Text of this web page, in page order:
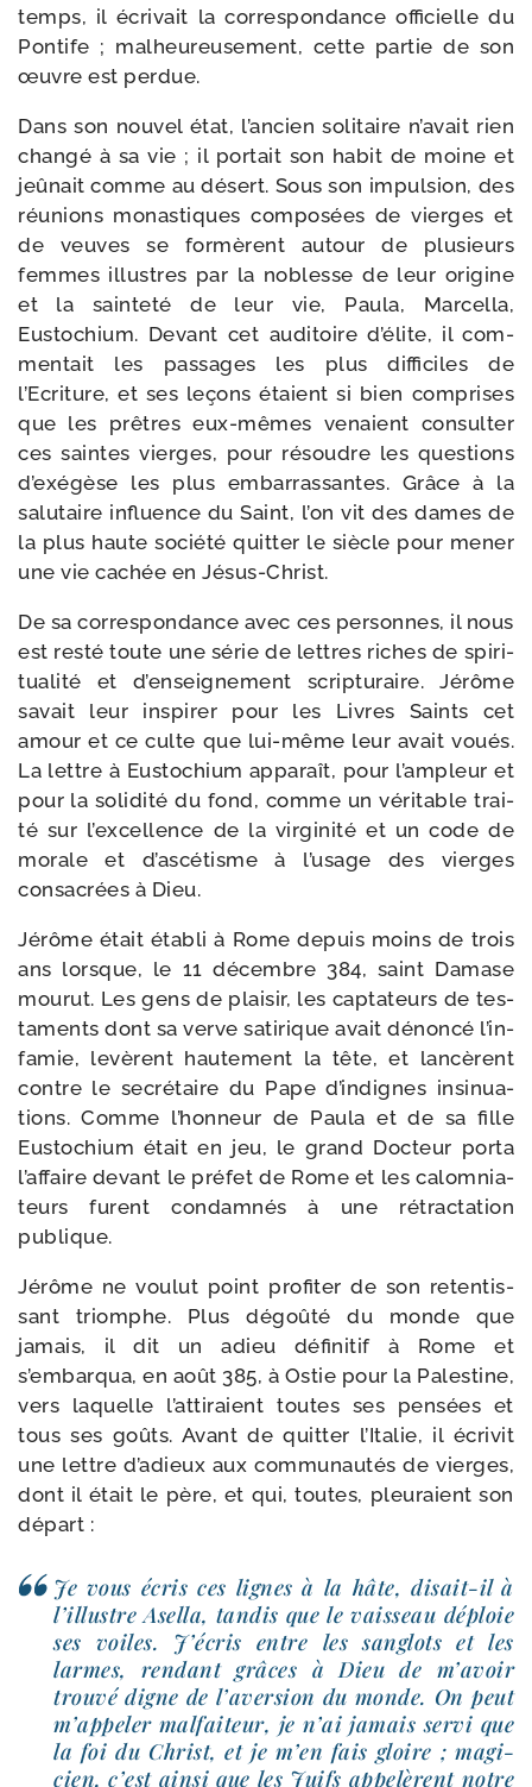
temps, il écri­vait la cor­res­pon­dance offi­cielle du
Pontife ; mal­heu­reu­se­ment, cette par­tie de son
œuvre est perdue.
Dans son nou­vel état, l’ancien soli­taire n’avait rien
chan­gé à sa vie ; il por­tait son habit de moine et
jeû­nait comme au désert. Sous son impul­sion, des
réunions monas­tiques com­po­sées de vierges et
de veuves se for­mèrent autour de plu­sieurs
femmes illustres par la noblesse de leur ori­gine
et la sain­te­té de leur vie, Paula, Marcella,
Eustochium. Devant cet audi­toire d’élite, il com­
mentait les pas­sages les plus dif­fi­ciles de
l’Ecriture, et ses leçons étaient si bien com­prises
que les prêtres eux-​mêmes venaient con­sulter
ces saintes vierges, pour résoudre les ques­tions
d’exégèse les plus embar­ras­santes. Grâce à la
salu­taire influence du Saint, l’on vit des dames de
la plus haute socié­té quit­ter le siècle pour mener
une vie cachée en Jésus-Christ.
De sa cor­res­pon­dance avec ces per­sonnes, il nous
est res­té toute une série de lettres riches de spi­ri­
tua­li­té et d’enseignement scriptu­raire. Jérôme
savait leur ins­pi­rer pour les Livres Saints cet
amour et ce culte que lui-​même leur avait voués.
La lettre à Eustochium appa­raît, pour l’ampleur et
pour la soli­di­té du fond, comme un véri­table trai­
té sur l’excellence de la vir­gi­ni­té et un code de
morale et d’ascétisme à l’usage des vierges
consa­crées à Dieu.
Jérôme était éta­bli à Rome depuis moins de trois
ans lorsque, le 11 décembre 384, saint Damase
mou­rut. Les gens de plai­sir, les cap­ta­teurs de tes­
ta­ments dont sa verve sati­rique avait dénon­cé l’in­
famie, levèrent hau­te­ment la tête, et lan­cèrent
contre le secré­taire du Pape d’indignes insi­nua­
tions. Comme l’honneur de Paula et de sa fille
Eustochium était en jeu, le grand Docteur por­ta
l’affaire devant le pré­fet de Rome et les calom­nia­
teurs furent condam­nés à une rétrac­ta­tion
publique.
Jérôme ne vou­lut point pro­fi­ter de son reten­tis­
sant triomphe. Plus dégoû­té du monde que
jamais, il dit un adieu défi­ni­tif à Rome et
s’embarqua, en août 385, à Ostie pour la Palestine,
vers laquelle l’attiraient toutes ses pen­sées et
tous ses goûts. Avant de quit­ter l’Italie, il écri­vit
une lettre d’adieux aux com­mu­nau­tés de vierges,
dont il était le père, et qui, toutes, pleu­raient son
départ :
Je vous écris ces lignes à la hâte, disait-​il à
l’illustre Asella, tan­dis que le vais­seau déploie
ses voiles. J’écris entre les san­glots et les
larmes, ren­dant grâces à Dieu de m’avoir
trou­vé digne de l’aversion du monde. On peut
m’appeler mal­fai­teur, je n’ai jamais ser­vi que
la foi du Christ, et je m’en fais gloire ; magi­
cien, c’est ain­si que les Juifs appe­lèrent notre